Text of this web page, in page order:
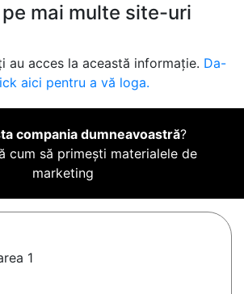
mai multe site-uri
au acces la această informație. Da-
aici pentru a vă loga.
compania dumneavoastră?
cum să primești materialele de
marketing
1